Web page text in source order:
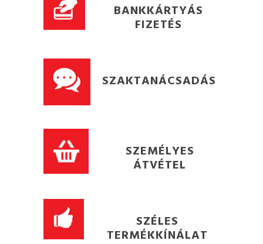
BANKKÁRTYÁS
FIZETÉS
SZAKTANÁCSADÁS
SZEMÉLYES
ÁTVÉTEL
SZÉLES
TERMÉKKÍNÁLAT